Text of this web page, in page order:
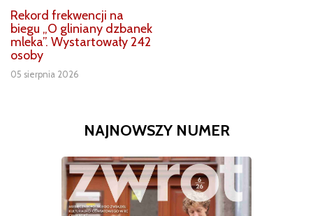
Rekord frekwencji na
biegu „O gliniany dzbanek
mleka”. Wystartowały 242
osoby
05 sierpnia 2026
NAJNOWSZY NUMER